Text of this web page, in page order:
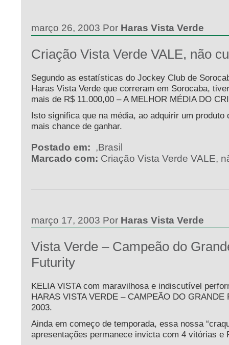
março 26, 2003 Por Haras Vista Verde
Criação Vista Verde VALE, não
Segundo as estatísticas do Jockey Club de
Haras Vista Verde que correram em Sorocaba,
mais de R$ 11.000,00 – A MELHOR MÉDIA DO
Isto significa que na média, ao adquirir um
mais chance de ganhar.
Postado em: ,Brasil
Marcado com: Criação Vista Verde VALE,
março 17, 2003 Por Haras Vista Verde
Vista Verde – Campeão do
Futurity
KELIA VISTA com maravilhosa e indiscutível
HARAS VISTA VERDE – CAMPEÃO DO
2003.
Ainda em começo de temporada, essa nossa
apresentações permanece invicta com 4 vitórias e